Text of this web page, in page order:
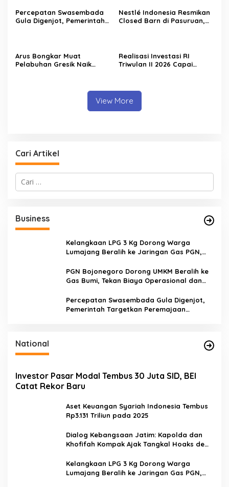
Percepatan Swasembada
Gula Digenjot, Pemerintah
Nestlé Indonesia Resmikan
Closed Barn di Pasuruan,
Arus Bongkar Muat
Pelabuhan Gresik Naik
Realisasi Investasi RI
Triwulan II 2026 Capai
View More
Cari Artikel
C
u
n
t
Business
Kelangkaan LPG 3 Kg Dorong Warga
Lumajang Beralih ke Jaringan Gas PGN,
Mudah
PGN Bojonegoro Dorong UMKM Beralih ke
Gas Bumi, Tekan Biaya Operasional dan
Percepatan Swasembada Gula Digenjot,
Pemerintah Targetkan Peremajaan
National
Investor Pasar Modal Tembus 30 Juta SID, BEI
Catat Rekor Baru
Aset Keuangan Syariah Indonesia Tembus
Rp3.131 Triliun pada 2025
Dialog Kebangsaan Jatim: Kapolda dan
Khofifah Kompak Ajak Tangkal Hoaks demi
Kelangkaan LPG 3 Kg Dorong Warga
Lumajang Beralih ke Jaringan Gas PGN,